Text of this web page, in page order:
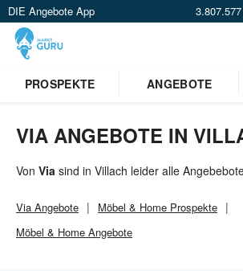
DIE Angebote App
PROSPEKTE
ANGEBOTE
VIA ANGEBOTE IN
Von Via sind in Villach leider alle
Via Angebote Möbel & Home Prospekte
Möbel & Home Angebote